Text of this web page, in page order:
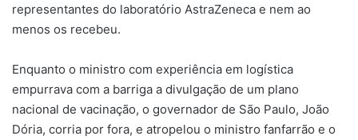
representantes do laboratório AstraZeneca e nem ao
menos os recebeu.
Enquanto o ministro com experiência em logística
empurrava com a barriga a divulgação de um plano
nacional de vacinação, o governador de São Paulo, João
Dória, corria por fora, e atropelou o ministro fanfarrão e o